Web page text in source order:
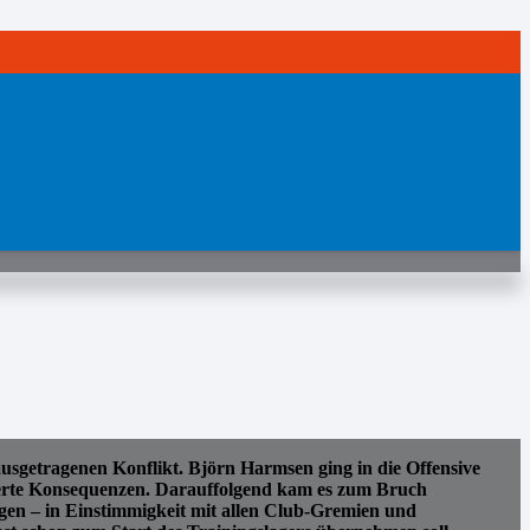
Konflikt. Björn Harmsen ging in die Offensive
Konsequenzen. Darauffolgend kam es zum Bruch
– in Einstimmigkeit mit allen Club-Gremien und